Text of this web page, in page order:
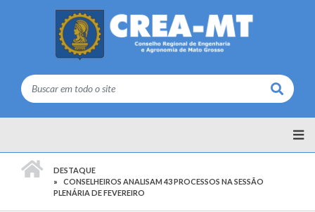
Buscar
DESTAQUE
CONSELHEIROS ANALISAM 43 PROCESSOS NA SESSÃO
PLENÁRIA DE FEVEREIRO